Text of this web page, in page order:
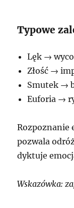
Typowe
Lęk →
Złość →
Smutek →
Euforia →
Rozpoznanie
pozwala
dyktuje
Wskazówka: